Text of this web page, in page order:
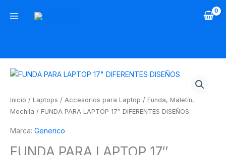
Inicio / Laptops / Accesorios para Laptop / Funda, Maletín,
Mochila / FUNDA PARA LAPTOP 17″ DIFERENTES DISEÑOS
Marca: Generico
FUNDA PARA LAPTOP 17″
FUNDA
LAPTOP
17"
DISEÑOS